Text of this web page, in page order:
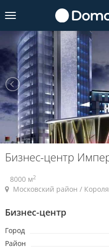
Бизнес-центр
8000 м2
Московский район / Короля
Бизнес-центр
Город
Район